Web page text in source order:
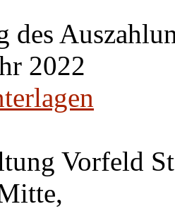
des
2022
Vorfeld